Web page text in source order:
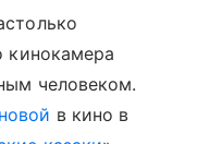
кинокамера
человеком.
в кино в